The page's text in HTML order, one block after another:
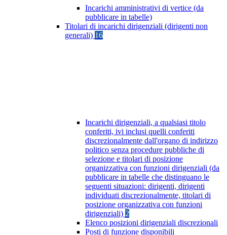
Incarichi amministrativi di vertice (da
pubblicare in tabelle)
Titolari di incarichi dirigenziali (dirigenti non
generali) 16
Incarichi dirigenziali, a qualsiasi titolo
conferiti, ivi inclusi quelli conferiti
discrezionalmente dall'organo di indirizzo
politico senza procedure pubbliche di
selezione e titolari di posizione
organizzativa con funzioni dirigenziali (da
pubblicare in tabelle che distinguano le
seguenti situazioni: dirigenti, dirigenti
individuati discrezionalmente, titolari di
posizione organizzativa con funzioni
dirigenziali) 2
Elenco posizioni dirigenziali discrezionali
Posti di funzione disponibili